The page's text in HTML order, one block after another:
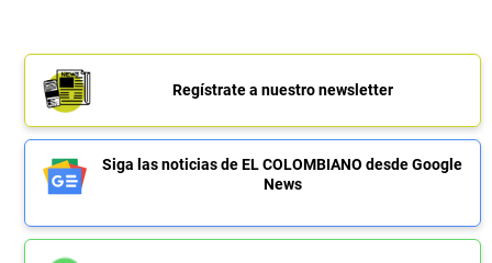
Regístrate a nuestro newsletter
Siga las noticias de EL COLOMBIANO desde Google
News